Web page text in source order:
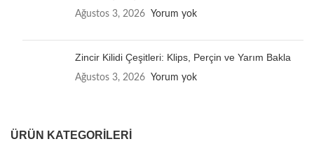
Ağustos 3, 2026 Yorum yok
Zincir Kilidi Çeşitleri: Klips, Perçin ve Yarım Bakla
Ağustos 3, 2026 Yorum yok
ÜRÜN KATEGORILERI